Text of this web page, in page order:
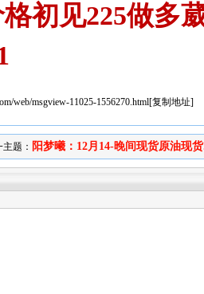
初见225做多
web/msgview-11025-1556270.html[复制地址]
题： 阳梦曦：12月14-晚间现货原油现